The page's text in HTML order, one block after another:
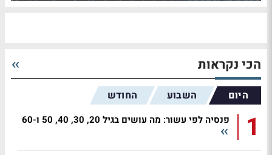
הכי נקראות
היום השבוע החודש
1 פנסיה לפי עשור: מה עושים בגיל 20, 30, 40, 50 ו-60